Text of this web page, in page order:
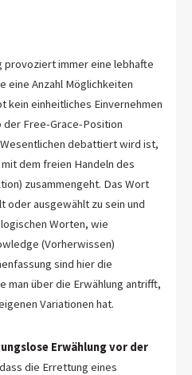
provoziert immer eine lebhafte
eine Anzahl Möglichkeiten
Einvernehmen
der Free-Grace-Position
debattiert wird ist,
dem freien Handeln des
zusammengeht. Das Wort
oder ausgewählt zu sein und
Worten, wie
sind hier die
man über die Erwählung antrifft,
wenn jede Ansicht ihre eigenen Variationen hat.
Erwählung vor der
die Errettung eines